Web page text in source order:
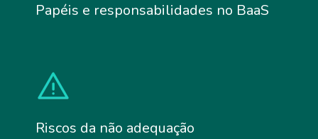
Papéis e responsabilidades no BaaS
Riscos da não adequação